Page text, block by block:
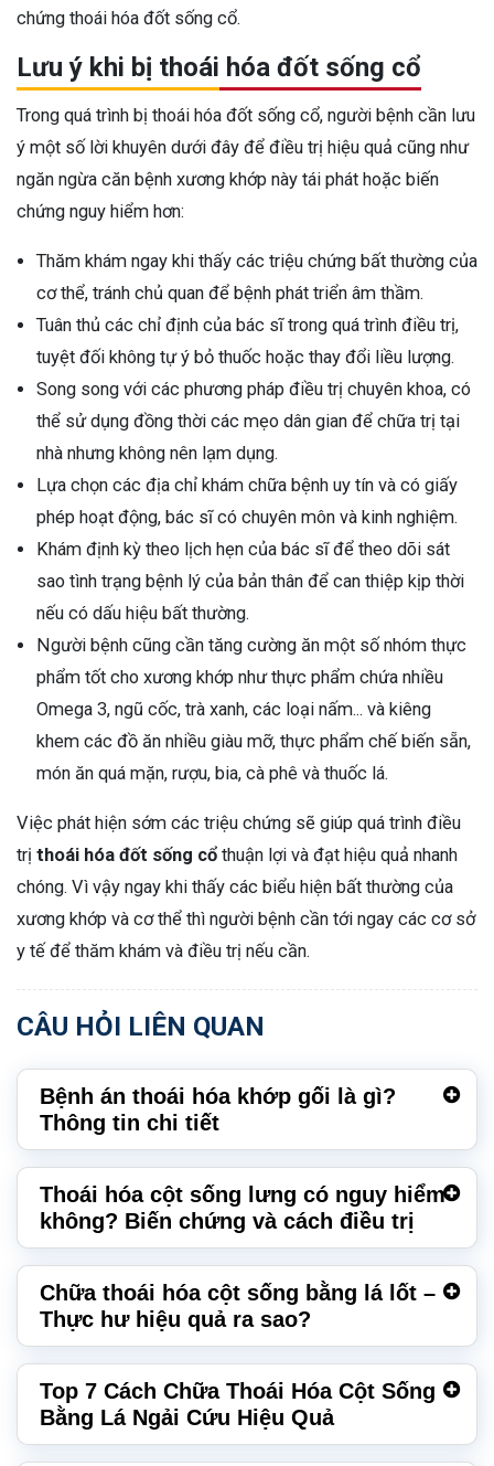
chứng thoái hóa đốt sống cổ.
Lưu ý khi bị thoái hóa đốt sống cổ
Trong quá trình bị thoái hóa đốt sống cổ, người bệnh cần lưu
ý một số lời khuyên dưới đây để điều trị hiệu quả cũng như
ngăn ngừa căn bệnh xương khớp này tái phát hoặc biến
chứng nguy hiểm hơn:
Thăm khám ngay khi thấy các triệu chứng bất thường của
cơ thể, tránh chủ quan để bệnh phát triển âm thầm.
Tuân thủ các chỉ định của bác sĩ trong quá trình điều trị,
tuyệt đối không tự ý bỏ thuốc hoặc thay đổi liều lượng.
Song song với các phương pháp điều trị chuyên khoa, có
thể sử dụng đồng thời các mẹo dân gian để chữa trị tại
nhà nhưng không nên lạm dụng.
Lựa chọn các địa chỉ khám chữa bệnh uy tín và có giấy
phép hoạt động, bác sĩ có chuyên môn và kinh nghiệm.
Khám định kỳ theo lịch hẹn của bác sĩ để theo dõi sát
sao tình trạng bệnh lý của bản thân để can thiệp kịp thời
nếu có dấu hiệu bất thường.
Người bệnh cũng cần tăng cường ăn một số nhóm thực
phẩm tốt cho xương khớp như thực phẩm chứa nhiều
Omega 3, ngũ cốc, trà xanh, các loại nấm... và kiêng
khem các đồ ăn nhiều giàu mỡ, thực phẩm chế biến sẵn,
món ăn quá mặn, rượu, bia, cà phê và thuốc lá.
Việc phát hiện sớm các triệu chứng sẽ giúp quá trình điều
trị thoái hóa đốt sống cổ thuận lợi và đạt hiệu quả nhanh
chóng. Vì vậy ngay khi thấy các biểu hiện bất thường của
xương khớp và cơ thể thì người bệnh cần tới ngay các cơ sở
y tế để thăm khám và điều trị nếu cần.
CÂU HỎI LIÊN QUAN
Bệnh án thoái hóa khớp gối là gì?
Thông tin chi tiết
Thoái hóa cột sống lưng có nguy hiểm
không? Biến chứng và cách điều trị
Chữa thoái hóa cột sống bằng lá lốt –
Thực hư hiệu quả ra sao?
Top 7 Cách Chữa Thoái Hóa Cột Sống
Bằng Lá Ngải Cứu Hiệu Quả